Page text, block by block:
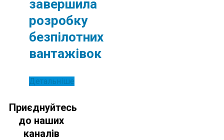
завершила
розробку
безпілотних
вантажівок
Детальніше
Приєднуйтесь
до наших
каналів